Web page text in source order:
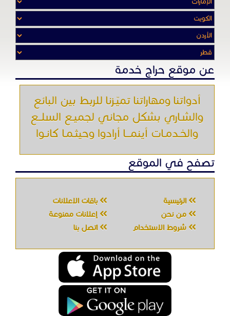
والخـدمـات أينمـــا أرادوا وحيثـمـا كانـوا
تصفح في الموقع
الرئيسية
باقات الإعلانات
شروط الاستخدام
اتصل بنا
لتقنية المعلومات